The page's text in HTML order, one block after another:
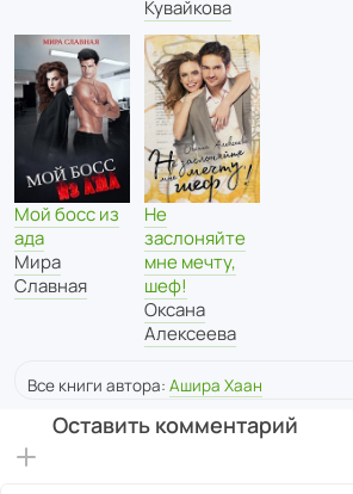
Кувайкова
Мой босс из
ада
Мира
Славная
Не
заслоняйте
мне мечту,
шеф!
Оксана
Алексеева
Все книги автора: Ашира Хаан
Оставить комментарий